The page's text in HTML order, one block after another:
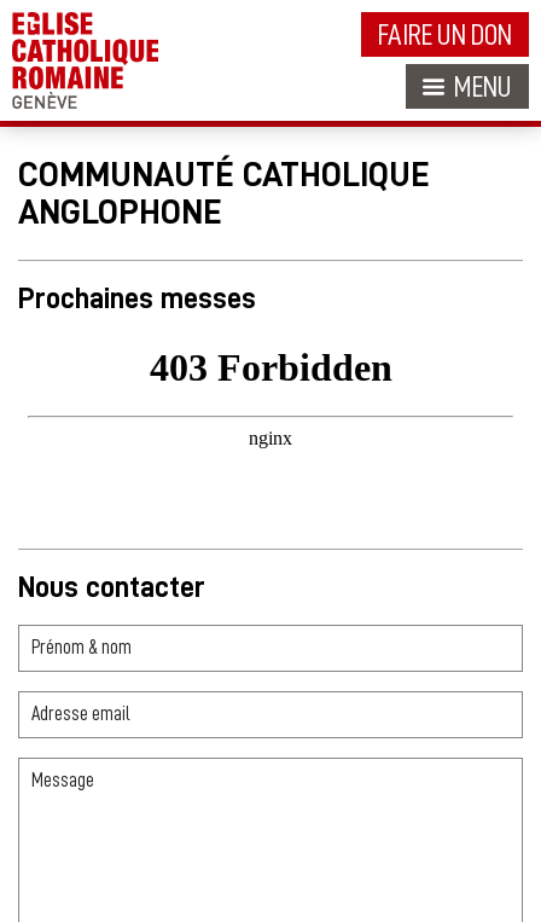
FAIRE UN DON
MENU
COMMUNAUTÉ CATHOLIQUE
ANGLOPHONE
Prochaines messes
Nous contacter